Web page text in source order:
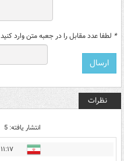
* لطفا عدد مقابل را در جعبه متن وارد کنید
نظرات
انتشار یافته: 5
۱۱:۱۷ - ۱۴۰۰/۱۲/۲۳